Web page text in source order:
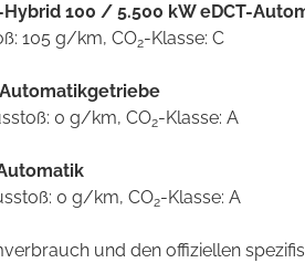
100 / 5.500 kW eDCT-
105 g/km, CO2-Klasse: C
0 g/km, CO2-Klasse: A
0 g/km, CO2-Klasse: A
und den offiziellen